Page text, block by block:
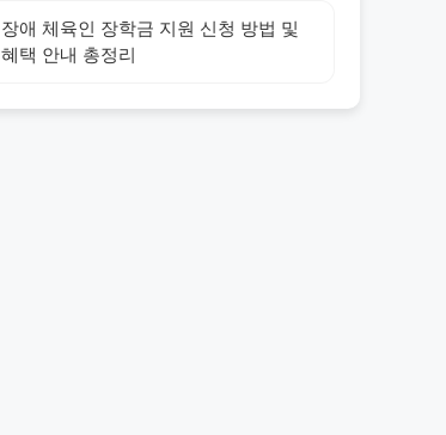
장애 체육인 장학금 지원 신청 방법 및
혜택 안내 총정리